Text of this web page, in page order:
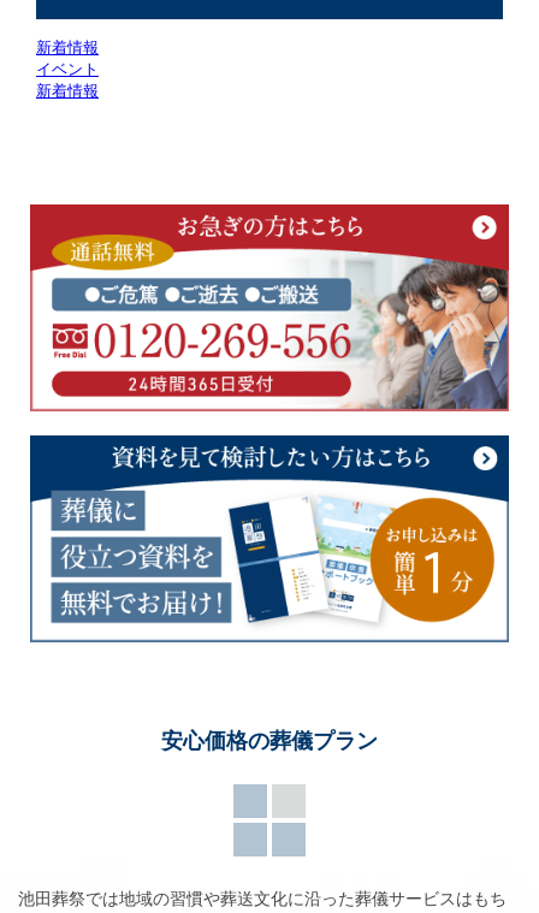
新着情報
イベント
新着情報
安心価格の葬儀プラン
池田葬祭では地域の習慣や葬送文化に沿った葬儀サービスはもち